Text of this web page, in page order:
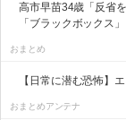
高市早苗34歳「反省
「ブラックボックス
おまとめ
【日常に潜む恐怖】
おまとめアンテナ